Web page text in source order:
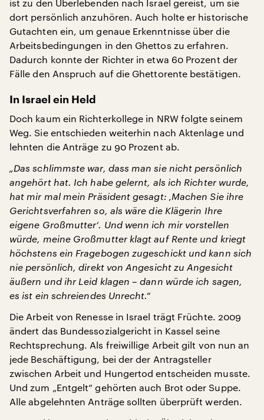
ist zu den Überlebenden nach Israel gereist, um sie
dort persönlich anzuhören. Auch holte er historische
Gutachten ein, um genaue Erkenntnisse über die
Arbeitsbedingungen in den Ghettos zu erfahren.
Dadurch konnte der Richter in etwa 60 Prozent der
Fälle den Anspruch auf die Ghettorente bestätigen.
In Israel ein Held
Doch kaum ein Richterkollege in NRW folgte seinem
Weg. Sie entschieden weiterhin nach Aktenlage und
lehnten die Anträge zu 90 Prozent ab.
„Das schlimmste war, dass man sie nicht persönlich
angehört hat. Ich habe gelernt, als ich Richter wurde,
hat mir mal mein Präsident gesagt: ‚Machen Sie ihre
Gerichtsverfahren so, als wäre die Klägerin Ihre
eigene Großmutter‘. Und wenn ich mir vorstellen
würde, meine Großmutter klagt auf Rente und kriegt
höchstens ein Fragebogen zugeschickt und kann sich
nie persönlich, direkt von Angesicht zu Angesicht
äußern und ihr Leid klagen – dann würde ich sagen,
es ist ein schreiendes Unrecht.“
Die Arbeit von Renesse in Israel trägt Früchte. 2009
ändert das Bundessozialgericht in Kassel seine
Rechtsprechung. Als freiwillige Arbeit gilt von nun an
jede Beschäftigung, bei der der Antragsteller
zwischen Arbeit und Hungertod entscheiden musste.
Und zum „Entgelt“ gehörten auch Brot oder Suppe.
Alle abgelehnten Anträge sollten überprüft werden.